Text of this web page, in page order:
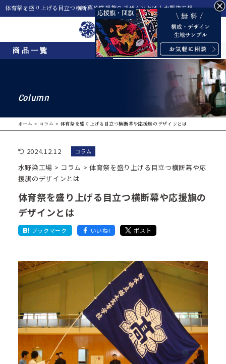
体育祭を盛り上げる目立つ横断幕や応援旗のデザインとは｜水野染工場
商品一覧 Menu
Column
ホーム » コラム » 体育祭を盛り上げる目立つ横断幕や応援旗のデザインとは
2024.12.12 コラム
水野染工場 > コラム > 体育祭を盛り上げる目立つ横断幕や応
援旗のデザインとは
体育祭を盛り上げる目立つ横断幕や応援旗の
デザインとは
ブックマーク いいね! ポスト